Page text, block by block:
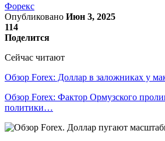
Форекс
Опубликовано Июн 3, 2025
114
Поделится
Сейчас читают
Обзор Forex: Доллар в заложниках у
Обзор Forex: Фактор Ормузского
политики…